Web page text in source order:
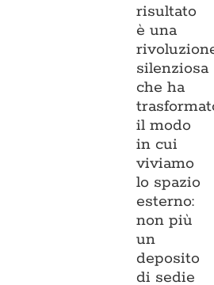
risultato
è una
silenziosa
che ha
il modo
in cui
viviamo
lo spazio
esterno:
non più
un
deposito
di sedie